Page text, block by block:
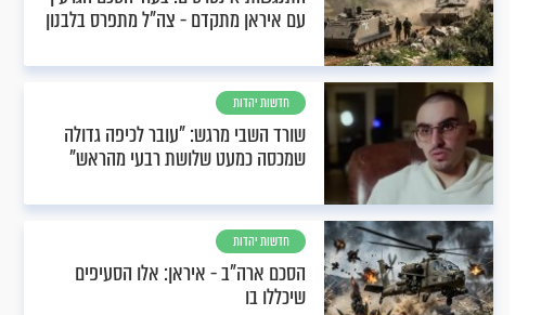
עם איראן מתקדם - צה"ל מתפרס בלבנון
חדשות יהדות
שורד השבי מרגש: "עובר לכיפה גדולה
שמכסה כמעט שלושת רבעי מהראש"
חדשות יהדות
הסכם ארה"ב - איראן: אלו הסעיפים
שיכללו בו